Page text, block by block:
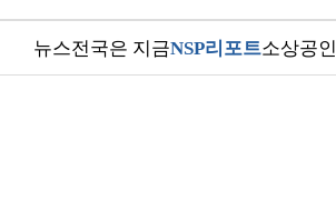
뉴스전국은 지금NSP리포트소상공인